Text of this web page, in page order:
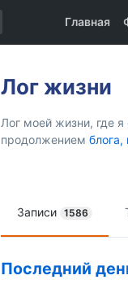
Главная
Лог жизни
Лог моей жизни, где
продолжением
Записи 1586
Последний